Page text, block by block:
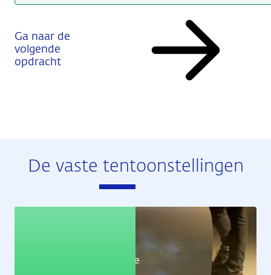
Ga naar de
volgende
opdracht
De vaste tentoonstellingen
Leer alles over de economie